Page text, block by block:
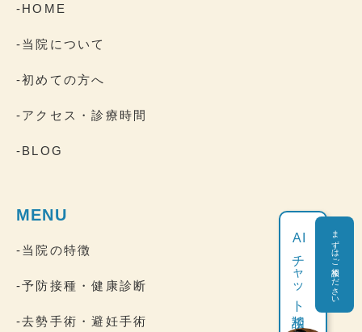
-HOME
-当院について
-初めての方へ
-アクセス・診療時間
-BLOG
MENU
-当院の特徴
-予防接種・健康診断
-去勢手術・避妊手術
AI
チャット相談 まずはご相談ください